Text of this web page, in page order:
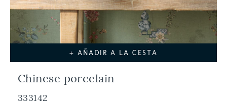
+ AÑADIR A LA CESTA
Chinese porcelain
333142